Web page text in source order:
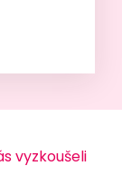
vyzkoušeli